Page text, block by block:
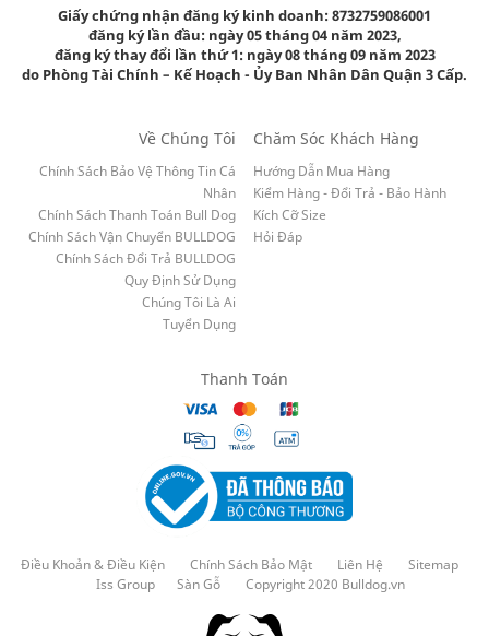
Giấy chứng nhận đăng ký kinh doanh: 8732759086001
đăng ký lần đầu: ngày 05 tháng 04 năm 2023,
đăng ký thay đổi lần thứ 1: ngày 08 tháng 09 năm 2023
do Phòng Tài Chính – Kế Hoạch - Ủy Ban Nhân Dân Quận 3 Cấp.
Về Chúng Tôi
Chính Sách Bảo Vệ Thông Tin Cá
Nhân
Chính Sách Thanh Toán Bull Dog
Chính Sách Vận Chuyển BULLDOG
Chính Sách Đổi Trả BULLDOG
Quy Định Sử Dụng
Chúng Tôi Là Ai
Tuyển Dụng
Chăm Sóc Khách Hàng
Hướng Dẫn Mua Hàng
Kiểm Hàng - Đổi Trả - Bảo Hành
Kích Cỡ Size
Hỏi Đáp
Thanh Toán
Điều Khoản & Điều Kiện Chính Sách Bảo Mật Liên Hệ
Sitemap
Iss Group
Sàn Gỗ Copyright 2020 Bulldog.vn